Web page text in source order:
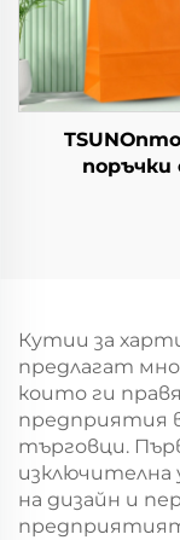
Нова
Кристемас,
за
храна
поръчки
Нова
упаковка
Кутии за
предлагат
които ги
предприятия
търговци.
на дизайн и